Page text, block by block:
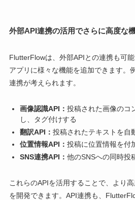
外部API連携の活用でさらに高度な
FlutterFlowは、外部APIとの連携も可
アプリに様々な機能を追加できます。
連携が考えられます。
画像認識API： 投稿された画像のコ
し、タグ付けする
翻訳API： 投稿されたテキストを自
位置情報API： 投稿に位置情報を付
SNS連携API： 他のSNSへの同時投
これらのAPIを活用することで、より
を開発できます。API連携も、